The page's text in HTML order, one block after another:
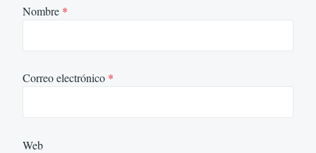
Nombre *
Correo electrónico *
Web